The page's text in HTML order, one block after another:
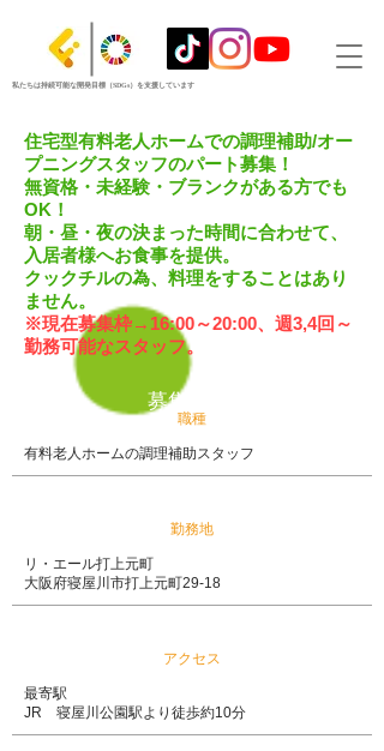
私たちは持続可能な開発目標（SDGs）を支援しています
住宅型有料老人ホームでの調理補助/オー
プニングスタッフのパート募集！
無資格・未経験・ブランクがある方でも
OK！
朝・昼・夜の決まった時間に合わせて、
入居者様へお食事を提供。
​クックチルの為、料理をすることはあり
ません。
※現在募集枠→16:00～20:00、週3,4回～
勤務可能なスタッフ。
募集要項
職種
有料老人ホームの調理補助スタッフ
勤務地
リ・エール打上元町
大阪府寝屋川市打上元町29-18
アクセス
最寄駅
JR 寝屋川公園駅より徒歩約10分